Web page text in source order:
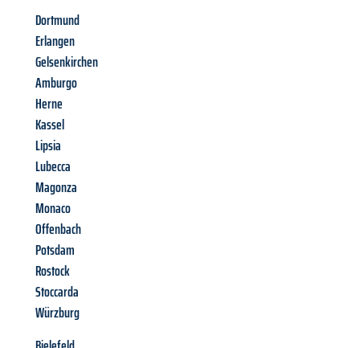
Dortmund
Erlangen
Gelsenkirchen
Amburgo
Herne
Kassel
Lipsia
Lubecca
Magonza
Monaco
Offenbach
Potsdam
Rostock
Stoccarda
Würzburg